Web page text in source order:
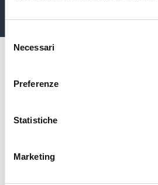
Selezione
delNecessari
Preferenze
Statistiche
Marketing